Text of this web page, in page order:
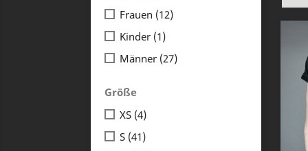
Frauen (12)
Kinder (1)
Männer (27)
Größe
XS (4)
S (41)